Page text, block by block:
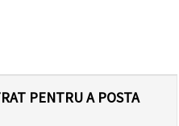
PENTRU A POSTA